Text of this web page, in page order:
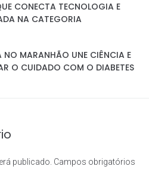
CONECTA TECNOLOGIA E
NA CATEGORIA
NO MARANHÃO UNE CIÊNCIA E
O CUIDADO COM O DIABETES
publicado. Campos obrigatórios